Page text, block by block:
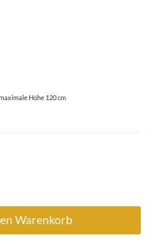
Höhe 120 cm
Warenkorb